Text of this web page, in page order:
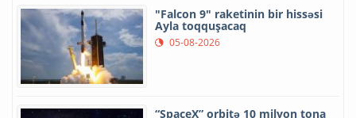
"Falcon 9" raketinin bir hissəsi
Ayla toqquşacaq
05-08-2026
“SpaceX” orbitə 10 milyon tona